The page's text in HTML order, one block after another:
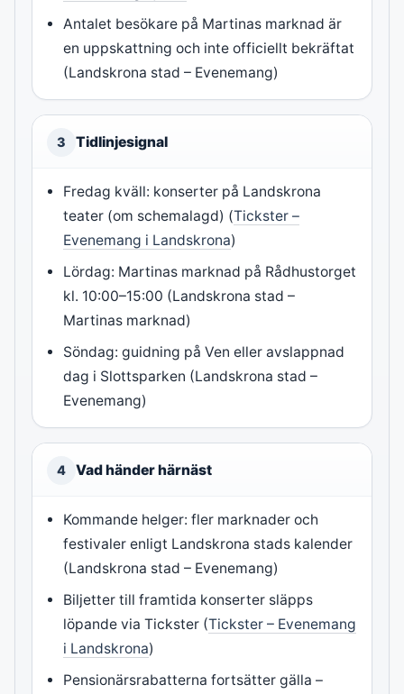
Antalet besökare på Martinas marknad är
en uppskattning och inte officiellt bekräftat
(Landskrona stad – Evenemang)
3 Tidlinjesignal
Fredag kväll: konserter på Landskrona
teater (om schemalagd) (Tickster –
Evenemang i Landskrona)
Lördag: Martinas marknad på Rådhustorget
kl. 10:00–15:00 (Landskrona stad –
Martinas marknad)
Söndag: guidning på Ven eller avslappnad
dag i Slottsparken (Landskrona stad –
Evenemang)
4 Vad händer härnäst
Kommande helger: fler marknader och
festivaler enligt Landskrona stads kalender
(Landskrona stad – Evenemang)
Biljetter till framtida konserter släpps
löpande via Tickster (Tickster – Evenemang
i Landskrona)
Pensionärsrabatterna fortsätter gälla –